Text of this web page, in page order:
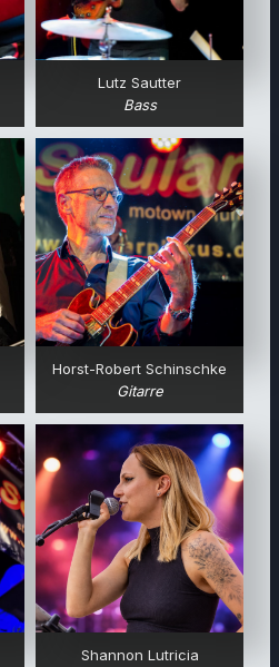
Lutz Sautter
Bass
Horst-Robert Schinschke
Gitarre
Shannon Lutricia